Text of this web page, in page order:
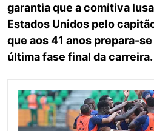
garantia que a comitiva
Estados Unidos pelo
que aos 41 anos prepara-
última fase final da carreira.